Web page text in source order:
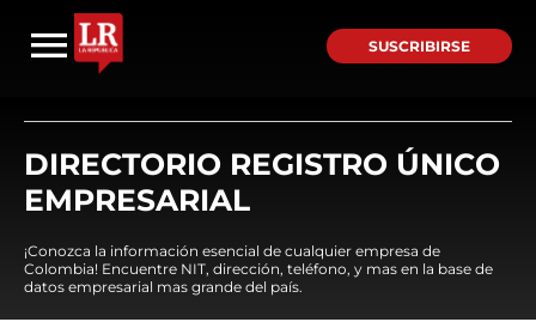
SUSCRIBIRSE
DIRECTORIO REGISTRO ÚNICO
EMPRESARIAL
¡Conozca la información esencial de cualquier empresa de
Colombia! Encuentre NIT, dirección, teléfono, y mas en la base de
datos empresarial mas grande del país.